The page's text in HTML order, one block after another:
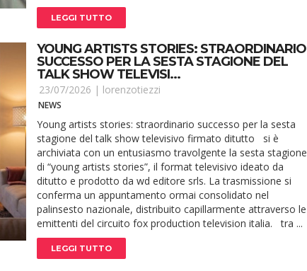
LEGGI TUTTO
YOUNG ARTISTS STORIES: STRAORDINARIO
SUCCESSO PER LA SESTA STAGIONE DEL
TALK SHOW TELEVISI...
23/07/2026 | lorenzotiezzi
NEWS
Young artists stories: straordinario successo per la sesta
stagione del talk show televisivo firmato ditutto si è
archiviata con un entusiasmo travolgente la sesta stagione
di “young artists stories”, il format televisivo ideato da
ditutto e prodotto da wd editore srls. La trasmissione si
conferma un appuntamento ormai consolidato nel
palinsesto nazionale, distribuito capillarmente attraverso le
emittenti del circuito fox production television italia. tra ...
LEGGI TUTTO